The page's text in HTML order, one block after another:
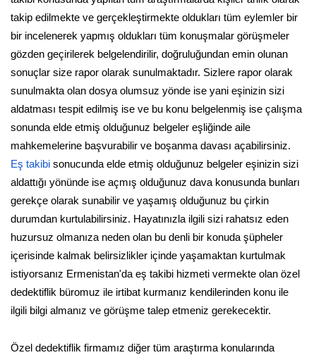
takip edilmekte ve gerçekleştirmekte oldukları tüm eylemler bir
bir incelenerek yapmış oldukları tüm konuşmalar görüşmeler
gözden geçirilerek belgelendirilir, doğruluğundan emin olunan
sonuçlar size rapor olarak sunulmaktadır. Sizlere rapor olarak
sunulmakta olan dosya olumsuz yönde ise yani eşinizin sizi
aldatması tespit edilmiş ise ve bu konu belgelenmiş ise çalışma
sonunda elde etmiş olduğunuz belgeler eşliğinde aile
mahkemelerine başvurabilir ve boşanma davası açabilirsiniz.
Eş takibi sonucunda elde etmiş olduğunuz belgeler eşinizin sizi
aldattığı yönünde ise açmış olduğunuz dava konusunda bunları
gerekçe olarak sunabilir ve yaşamış olduğunuz bu çirkin
durumdan kurtulabilirsiniz. Hayatınızla ilgili sizi rahatsız eden
huzursuz olmanıza neden olan bu denli bir konuda şüpheler
içerisinde kalmak belirsizlikler içinde yaşamaktan kurtulmak
istiyorsanız Ermenistan'da eş takibi hizmeti vermekte olan özel
dedektiflik büromuz ile irtibat kurmanız kendilerinden konu ile
ilgili bilgi almanız ve görüşme talep etmeniz gerekecektir.
Özel dedektiflik firmamız diğer tüm araştırma konularında